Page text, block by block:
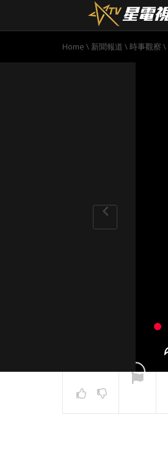
Home \ 新聞報道 \ 時事觀察 \